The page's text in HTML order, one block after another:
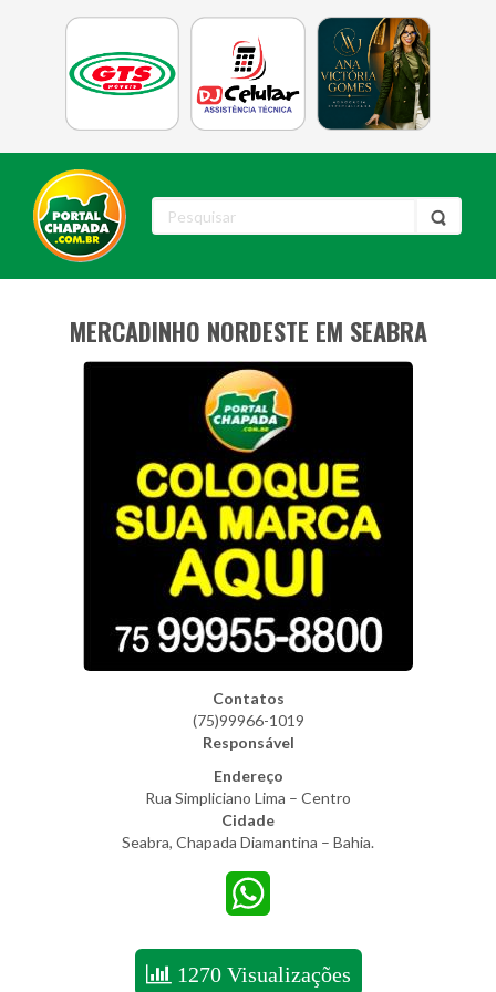
MERCADINHO NORDESTE EM SEABRA
Contatos
(75)99966-1019
Responsável
Endereço
Rua Simpliciano Lima – Centro
Cidade
Seabra, Chapada Diamantina – Bahia.
1270 Visualizações